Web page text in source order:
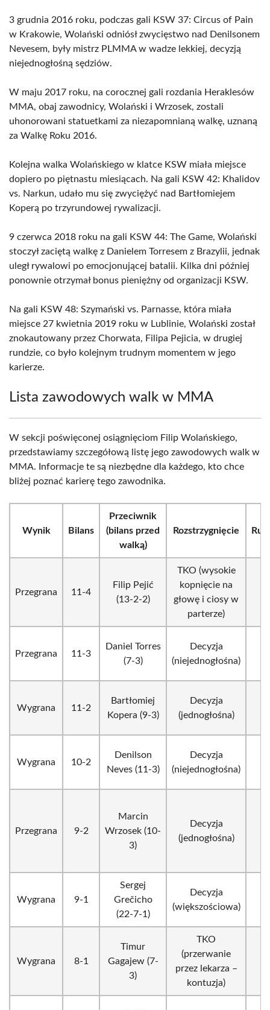
3 grudnia 2016 roku, podczas gali KSW 37: Circus of Pain
w Krakowie, Wolański odniósł zwycięstwo nad Denilsonem
Nevesem, były mistrz PLMMA w wadze lekkiej, decyzją
niejednogłośną sędziów.
W maju 2017 roku, na corocznej gali rozdania Heraklesów
MMA, obaj zawodnicy, Wolański i Wrzosek, zostali
uhonorowani statuetkami za niezapomnianą walkę, uznaną
za Walkę Roku 2016.
Kolejna walka Wolańskiego w klatce KSW miała miejsce
dopiero po piętnastu miesiącach. Na gali KSW 42: Khalidov
vs. Narkun, udało mu się zwyciężyć nad Bartłomiejem
Koperą po trzyrundowej rywalizacji.
9 czerwca 2018 roku na gali KSW 44: The Game, Wolański
stoczył zaciętą walkę z Danielem Torresem z Brazylii, jednak
uległ rywalowi po emocjonującej batalii. Kilka dni później
ponownie otrzymał bonus pieniężny od organizacji KSW.
Na gali KSW 48: Szymański vs. Parnasse, która miała
miejsce 27 kwietnia 2019 roku w Lublinie, Wolański został
znokautowany przez Chorwata, Filipa Pejicia, w drugiej
rundzie, co było kolejnym trudnym momentem w jego
karierze.
Lista zawodowych walk w MMA
W sekcji poświęconej osiągnięciom Filip Wolańskiego,
przedstawiamy szczegółową listę jego zawodowych walk w
MMA. Informacje te są niezbędne dla każdego, kto chce
bliżej poznać karierę tego zawodnika.
Wynik Bilans
Przeciwnik
(bilans przed
walką)
Rozstrzygnięcie
Przegrana 11-4
Filip Pejić
(13-2-2)
TKO (wysokie
kopnięcie na
głowę i ciosy w
parterze)
Przegrana 11-3
Daniel Torres
(7-3)
Decyzja
(niejednogłośna)
Wygrana 11-2
Bartłomiej
Kopera (9-3)
Decyzja
(jednogłośna)
Wygrana 10-2
Denilson
Neves (11-3)
Decyzja
(niejednogłośna)
Przegrana 9-2
Marcin
Wrzosek (10-
3)
Decyzja
(jednogłośna)
Wygrana 9-1
Sergej
Grečicho
(22-7-1)
Decyzja
(większościowa)
Wygrana 8-1
Timur
Gagajew (7-
3)
TKO
(przerwanie
przez lekarza –
kontuzja)